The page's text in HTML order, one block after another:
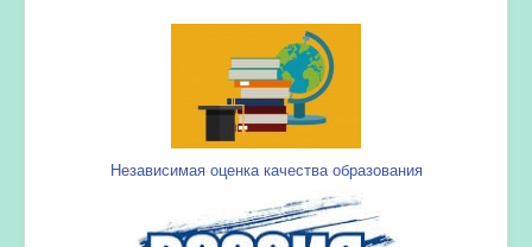
Независимая оценка качества образования